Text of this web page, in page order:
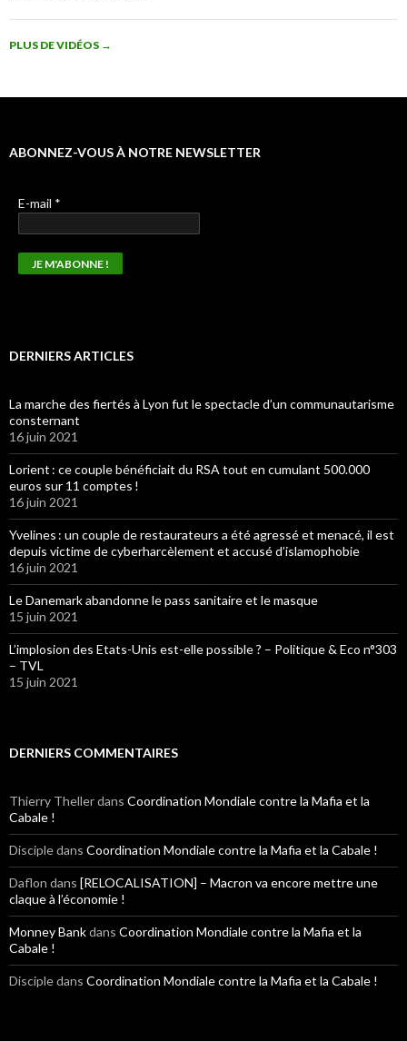
PLUS DE VIDÉOS →
ABONNEZ-VOUS À NOTRE NEWSLETTER
E-mail *
DERNIERS ARTICLES
La marche des fiertés à Lyon fut le spectacle d’un communautarisme
consternant
16 juin 2021
Lorient : ce couple bénéficiait du RSA tout en cumulant 500.000
euros sur 11 comptes !
16 juin 2021
Yvelines : un couple de restaurateurs a été agressé et menacé, il est
depuis victime de cyberharcèlement et accusé d’islamophobie
16 juin 2021
Le Danemark abandonne le pass sanitaire et le masque
15 juin 2021
L’implosion des Etats-Unis est-elle possible ? – Politique & Eco n°303
– TVL
15 juin 2021
DERNIERS COMMENTAIRES
Thierry Thellerdans Coordination Mondiale contre la Mafia et la
Cabale !
Discipledans Coordination Mondiale contre la Mafia et la Cabale !
Daflon dans [RELOCALISATION] – Macron va encore mettre une
claque à l’économie !
Monney Bankdans Coordination Mondiale contre la Mafia et la
Cabale !
Discipledans Coordination Mondiale contre la Mafia et la Cabale !